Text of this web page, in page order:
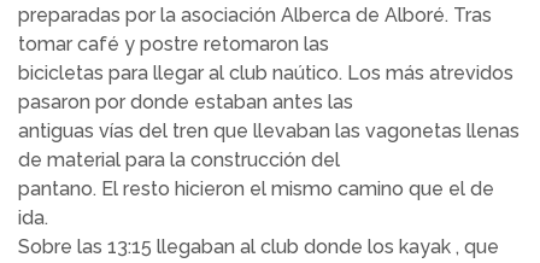
preparadas por la asociación Alberca de Alboré. Tras
tomar café y postre retomaron las
bicicletas para llegar al club naútico. Los más atrevidos
pasaron por donde estaban antes las
antiguas vías del tren que llevaban las vagonetas llenas
de material para la construcción del
pantano. El resto hicieron el mismo camino que el de
ida.
Sobre las 13:15 llegaban al club donde los kayak , que